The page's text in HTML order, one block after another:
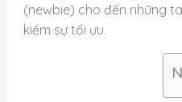
(newbie) cho đến những
kiếm sự tối ưu.